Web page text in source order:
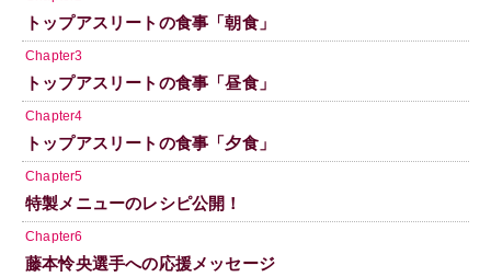
トップアスリートの食事「朝食」
Chapter3
トップアスリートの食事「昼食」
Chapter4
トップアスリートの食事「夕食」
Chapter5
特製メニューのレシピ公開！
Chapter6
藤本怜央選手への応援メッセージ